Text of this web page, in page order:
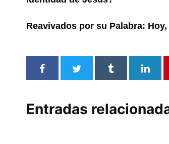
Reavivados por su Palabra: Hoy,
Entradas